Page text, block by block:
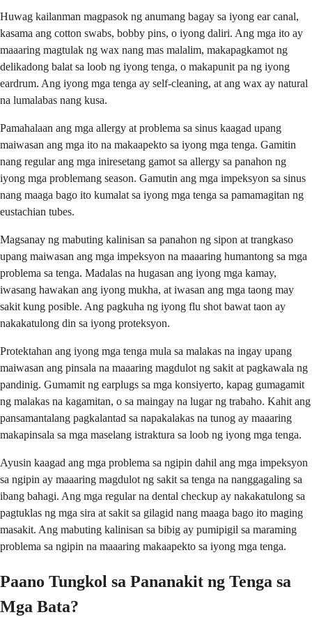
Huwag kailanman magpasok ng anumang bagay sa iyong ear canal,
kasama ang cotton swabs, bobby pins, o iyong daliri. Ang mga ito ay
maaaring magtulak ng wax nang mas malalim, makapagkamot ng
delikadong balat sa loob ng iyong tenga, o makapunit pa ng iyong
eardrum. Ang iyong mga tenga ay self-cleaning, at ang wax ay natural
na lumalabas nang kusa.
Pamahalaan ang mga allergy at problema sa sinus kaagad upang
maiwasan ang mga ito na makaapekto sa iyong mga tenga. Gamitin
nang regular ang mga iniresetang gamot sa allergy sa panahon ng
iyong mga problemang season. Gamutin ang mga impeksyon sa sinus
nang maaga bago ito kumalat sa iyong mga tenga sa pamamagitan ng
eustachian tubes.
Magsanay ng mabuting kalinisan sa panahon ng sipon at trangkaso
upang maiwasan ang mga impeksyon na maaaring humantong sa mga
problema sa tenga. Madalas na hugasan ang iyong mga kamay,
iwasang hawakan ang iyong mukha, at iwasan ang mga taong may
sakit kung posible. Ang pagkuha ng iyong flu shot bawat taon ay
nakakatulong din sa iyong proteksyon.
Protektahan ang iyong mga tenga mula sa malakas na ingay upang
maiwasan ang pinsala na maaaring magdulot ng sakit at pagkawala ng
pandinig. Gumamit ng earplugs sa mga konsiyerto, kapag gumagamit
ng malakas na kagamitan, o sa maingay na lugar ng trabaho. Kahit ang
pansamantalang pagkalantad sa napakalakas na tunog ay maaaring
makapinsala sa mga maselang istraktura sa loob ng iyong mga tenga.
Ayusin kaagad ang mga problema sa ngipin dahil ang mga impeksyon
sa ngipin ay maaaring magdulot ng sakit sa tenga na nanggagaling sa
ibang bahagi. Ang mga regular na dental checkup ay nakakatulong sa
pagtuklas ng mga sira at sakit sa gilagid nang maaga bago ito maging
masakit. Ang mabuting kalinisan sa bibig ay pumipigil sa maraming
problema sa ngipin na maaaring makaapekto sa iyong mga tenga.
Paano Tungkol sa Pananakit ng Tenga sa
Mga Bata?